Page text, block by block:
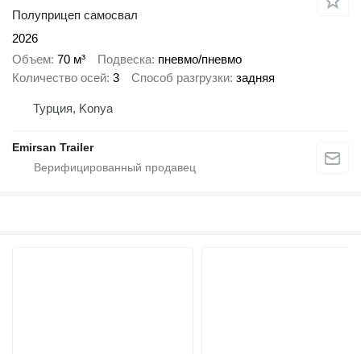
Полуприцеп самосвал
2026
Объем 70 м³ Подвеска пневмо/пневмо
Количество осей 3 Способ разгрузки задняя
Турция, Konya
Emirsan Trailer